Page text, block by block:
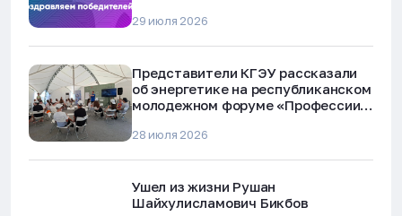
29 июля 2026
Представители КГЭУ рассказали
об энергетике на республиканском
молодежном форуме «Профессии
28 июля 2026
Ушел из жизни Рушан
Шайхулисламович Бикбов